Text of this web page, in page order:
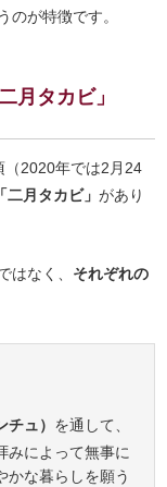
のが特徴です。
月タカビ」
（2020年では2月24
「二月タカビ」があり
はなく、 それぞれの
ュ） を通して、
みによって無事に
かな暮らしを願う